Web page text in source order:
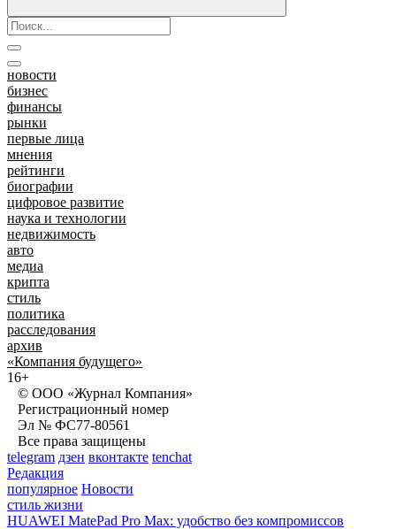
новости
бизнес
финансы
рынки
первые лица
мнения
рейтинги
биографии
цифровое развитие
наука и технологии
недвижимость
авто
медиа
крипта
стиль
политика
расследования
архив
«Компания будущего»
16+
© ООО «Журнал Компания»
Регистрационный номер
Эл № ФС77-80561
Все права защищены
telegram дзен вконтакте tenchat
Редакция
популярное Новости
стиль жизни
HUAWEI MatePad Pro Max: удобство без компромиссов